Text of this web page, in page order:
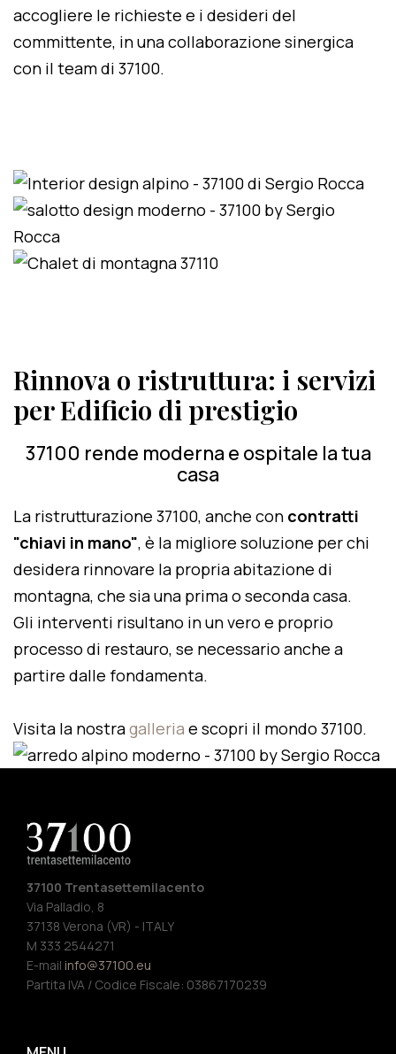
accogliere le richieste e i desideri del
committente, in una collaborazione sinergica
con il team di 37100.
Rinnova o ristruttura: i servizi
per Edificio di prestigio
37100 rende moderna e ospitale la tua
casa
La ristrutturazione 37100, anche con contratti
"chiavi in mano", è la migliore soluzione per chi
desidera rinnovare la propria abitazione di
montagna, che sia una prima o seconda casa.
Gli interventi risultano in un vero e proprio
processo di restauro, se necessario anche a
partire dalle fondamenta.
Visita la nostragalleria e scopri il mondo 37100.
37100 Trentasettemilacento
Via Palladio, 8
37138 Verona (VR) - ITALY
M 333 2544271
E-mail info@37100.eu
Partita IVA / Codice Fiscale: 03867170239